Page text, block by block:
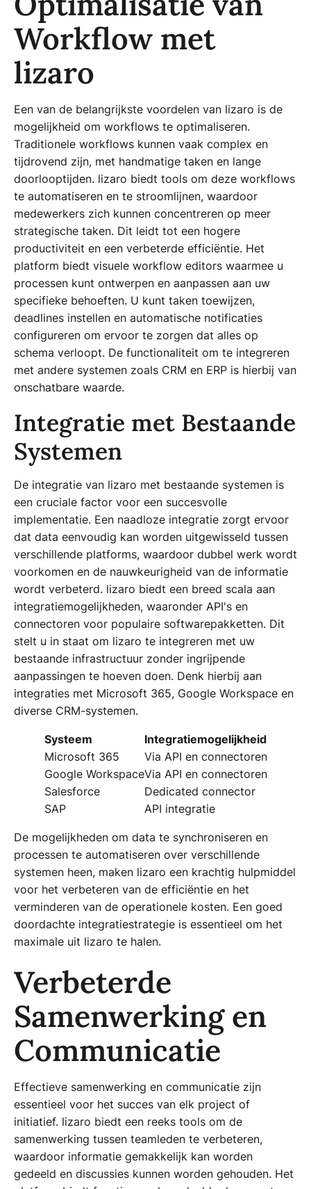
Workflow met
lizaro
Een van de belangrijkste voordelen van lizaro is de
mogelijkheid om workflows te optimaliseren.
Traditionele workflows kunnen vaak complex en
tijdrovend zijn, met handmatige taken en lange
doorlooptijden. lizaro biedt tools om deze workflows
te automatiseren en te stroomlijnen, waardoor
medewerkers zich kunnen concentreren op meer
strategische taken. Dit leidt tot een hogere
productiviteit en een verbeterde efficiëntie. Het
platform biedt visuele workflow editors waarmee u
processen kunt ontwerpen en aanpassen aan uw
specifieke behoeften. U kunt taken toewijzen,
deadlines instellen en automatische notificaties
configureren om ervoor te zorgen dat alles op
schema verloopt. De functionaliteit om te integreren
met andere systemen zoals CRM en ERP is hierbij van
onschatbare waarde.
Integratie met Bestaande
Systemen
De integratie van lizaro met bestaande systemen is
een cruciale factor voor een succesvolle
implementatie. Een naadloze integratie zorgt ervoor
dat data eenvoudig kan worden uitgewisseld tussen
verschillende platforms, waardoor dubbel werk wordt
voorkomen en de nauwkeurigheid van de informatie
wordt verbeterd. lizaro biedt een breed scala aan
integratiemogelijkheden, waaronder API's en
connectoren voor populaire softwarepakketten. Dit
stelt u in staat om lizaro te integreren met uw
bestaande infrastructuur zonder ingrijpende
aanpassingen te hoeven doen. Denk hierbij aan
integraties met Microsoft 365, Google Workspace en
diverse CRM-systemen.
Systeem
Integratiemogelijkheid
Microsoft 365
Via API en connectoren
Google WorkspaceVia API en connectoren
Salesforce
Dedicated connector
SAP
API integratie
De mogelijkheden om data te synchroniseren en
processen te automatiseren over verschillende
systemen heen, maken lizaro een krachtig hulpmiddel
voor het verbeteren van de efficiëntie en het
verminderen van de operationele kosten. Een goed
doordachte integratiestrategie is essentieel om het
maximale uit lizaro te halen.
Verbeterde
Samenwerking en
Communicatie
Effectieve samenwerking en communicatie zijn
essentieel voor het succes van elk project of
initiatief. lizaro biedt een reeks tools om de
samenwerking tussen teamleden te verbeteren,
waardoor informatie gemakkelijk kan worden
gedeeld en discussies kunnen worden gehouden. Het